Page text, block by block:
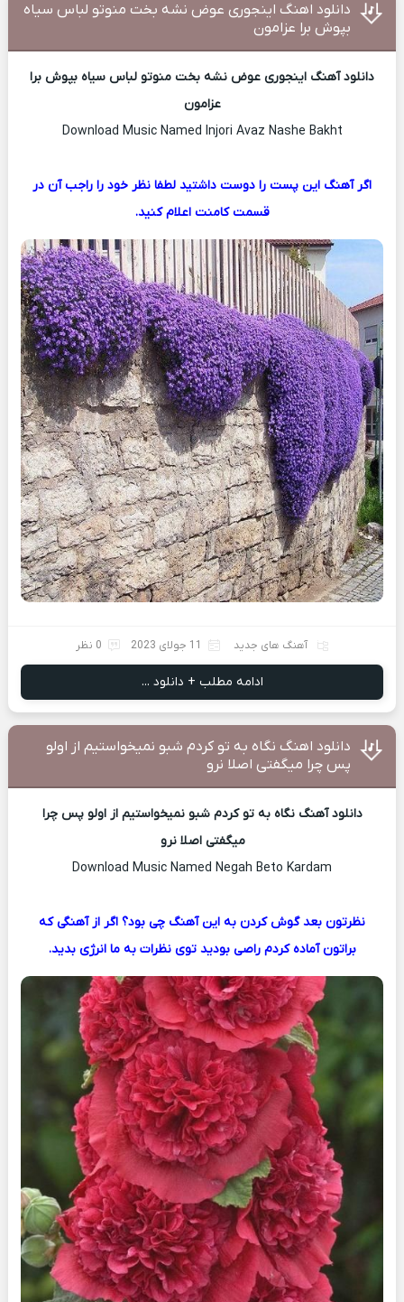
دانلود اهنگ اینجوری عوض نشه بخت منوتو لباس سیاه
بپوش برا عزامون
دانلود آهنگ اینجوری عوض نشه بخت منوتو لباس سیاه بپوش برا
عزامون
Download Music Named Injori Avaz Nashe Bakht
اگر آهنگ این پست را دوست داشتید لطفا نظر خود را راجب آن در
قسمت کامنت اعلام کنید.
آهنگ های جدید 11 جولای 2023 0 نظر
ادامه مطلب + دانلود ...
دانلود اهنگ نگاه به تو کردم شبو نمیخواستیم از اولو
پس چرا میگفتی اصلا نرو
دانلود آهنگ نگاه به تو کردم شبو نمیخواستیم از اولو پس چرا
میگفتی اصلا نرو
Download Music Named Negah Beto Kardam
نظرتون بعد گوش کردن به این آهنگ چی بود؟ اگر از آهنگی که
براتون آماده کردم راصی بودید توی نظرات به ما انرژی بدید.